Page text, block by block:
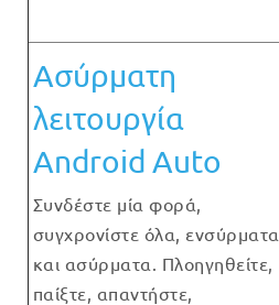
Ασύρματη
λειτουργία
Android Auto
Συνδέστε μία φορά,
συγχρονίστε όλα, ενσύρματα
και ασύρματα. Πλοηγηθείτε,
παίξτε, απαντήστε,